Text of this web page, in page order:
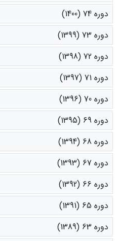
دوره 74 (1400)
دوره 73 (1399)
دوره 72 (1398)
دوره 71 (1397)
دوره 70 (1396)
دوره 69 (1395)
دوره 68 (1394)
دوره 67 (1393)
دوره 66 (1392)
دوره 65 (1391)
دوره 63 (1389)